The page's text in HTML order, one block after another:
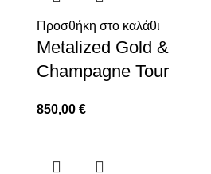
Προσθήκη στο καλάθι
Metalized Gold &
Champagne Tour
850,00 €